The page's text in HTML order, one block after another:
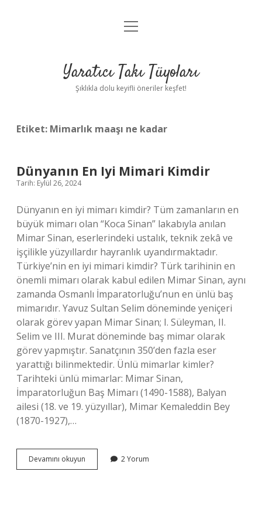
Anasayfa
Yasal Uyarı
menüyü
Yaratıcı Takı Tüyoları
Şıklıkla dolu keyifli öneriler keşfet!
Etiket: Mimarlık maaşı ne kadar
Dünyanın En Iyi Mimari Kimdir
Tarih: Eylül 26, 2024
Dünyanın en iyi mimarı kimdir? Tüm zamanların en
büyük mimarı olan “Koca Sinan” lakabıyla anılan
Mimar Sinan, eserlerindeki ustalık, teknik zekâ ve
işçilikle yüzyıllardır hayranlık uyandırmaktadır.
Türkiye’nin en iyi mimari kimdir? Türk tarihinin en
önemli mimarı olarak kabul edilen Mimar Sinan, aynı
zamanda Osmanlı İmparatorluğu’nun en ünlü baş
mimarıdır. Yavuz Sultan Selim döneminde yeniçeri
olarak görev yapan Mimar Sinan; I. Süleyman, II.
Selim ve III. Murat döneminde baş mimar olarak
görev yapmıştır. Sanatçının 350’den fazla eser
yarattığı bilinmektedir. Ünlü mimarlar kimler?
Tarihteki ünlü mimarlar: Mimar Sinan,
İmparatorluğun Baş Mimarı (1490-1588), Balyan
ailesi (18. ve 19. yüzyıllar), Mimar Kemaleddin Bey
(1870-1927),…
Devamını okuyun Dünyanın
En
2 Yorum